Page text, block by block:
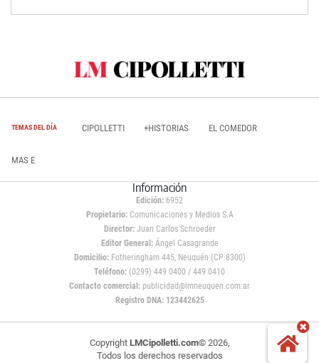
TEMAS DEL DÍA CIPOLLETTI +HISTORIAS EL COMEDOR
MAS E
Información
Edición: 6952
Propietario:Comunicaciones y Medios S.A
Director: Juan Carlos Schroeder
Editor General:Ángel Casagrande
Domicilio:Fotheringham 445, Neuquén (CP 8300)
Teléfono: (0299) 449 0400 / 449 0410
Contacto comercial: publicidad@lmneuquen.com.ar
Registro DNA: 123442625
Copyright LMCipolletti.com© 2026,
Todos los derechos reservados